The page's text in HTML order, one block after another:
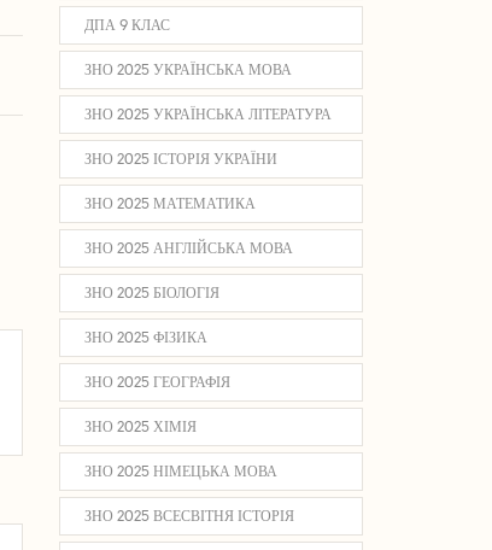
ДПА 9 КЛАС
ЗНО 2025 УКРАЇНСЬКА МОВА
ЗНО 2025 УКРАЇНСЬКА ЛІТЕРАТУРА
ЗНО 2025 ІСТОРІЯ УКРАЇНИ
ЗНО 2025 МАТЕМАТИКА
ЗНО 2025 АНГЛІЙСЬКА МОВА
ЗНО 2025 БІОЛОГІЯ
ЗНО 2025 ФІЗИКА
ЗНО 2025 ГЕОГРАФІЯ
ЗНО 2025 ХІМІЯ
ЗНО 2025 НІМЕЦЬКА МОВА
ЗНО 2025 ВСЕСВІТНЯ ІСТОРІЯ